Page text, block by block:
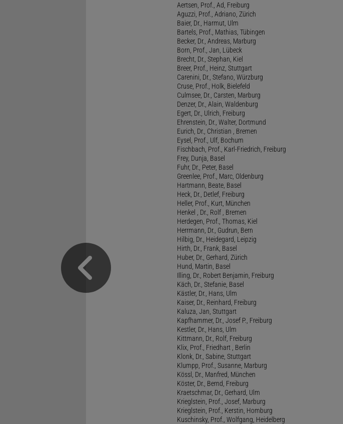
Aertsen, Prof., Ad, Freiburg
Aguzzi, Prof., Adriano, Zürich
Baier, Dr., Harmut, Ulm
Bartels, Prof., Mathias, Tübingen
Becker, Dr., Andreas, Marburg
Born, Prof., Jan, Lübeck
Brecht, Dr., Stephan, Kiel
Breer, Prof., Heinz, Stuttgart
Carenini, Dr., Stefano, Würzburg
Cruse, Prof., Holk, Bielefeld
Culmsee, Dr., Carsten, Marburg
Denzer, Dr., Alain, Waldenburg
Egert, Dr., Ulrich, Freiburg
Ehrenstein, Dr., Walter, Dortmund
Eurich, Dr., Christian , Bremen
Eysel, Prof., Ulf, Bochum
Fischbach, Prof., Karl-Friedrich, Freiburg
Frey, Dunja, Basel
Fuhr, Dr., Peter, Basel
Greenlee, Prof., Marc, Oldenburg
Hartmann, Beate, Basel
Heck, Dr., Detlef, Freiburg
Heller, Prof., Kurt, München
Henkel , Dr., Rolf , Bremen
Herdegen, Prof., Thomas, Kiel
Herrmann, Dr., Gudrun, Bern
Hilbig, Dr., Heidegard, Leipzig
Hirth, Dr., Frank, Basel
Huber, Dr., Gerhard, Zürich
Hund, Martin, Basel
Illing, Dr., Robert Benjamin, Freiburg
Käch, Dr., Stefanie, Basel
Kästler, Dr., Hans, Ulm
Kaiser, Dr., Reinhard, Freiburg
Kaluza, Jan, Stuttgart
Kapfhammer, Dr., Josef P., Freiburg
Kestler, Dr., Hans, Ulm
Kittmann, Dr., Rolf, Freiburg
Klix, Prof., Friedhart , Berlin
Klonk, Dr., Sabine, Stuttgart
Klumpp, Prof., Susanne, Marburg
Kössl, Dr., Manfred, München
Köster, Dr., Bernd, Freiburg
Kraetschmar, Dr., Gerhard, Ulm
Krieglstein, Prof., Josef, Marburg
Krieglstein, Prof., Kerstin, Homburg
Kuschinsky, Prof., Wolfgang, Heidelberg